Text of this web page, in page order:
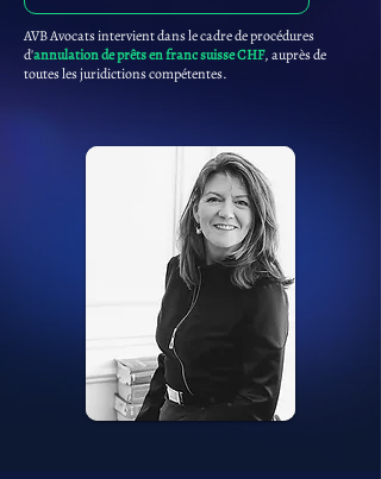
AVB Avocats intervient dans le cadre de procédures
d'annulation de prêts en franc suisse CHF, auprès de
toutes les juridictions compétentes.